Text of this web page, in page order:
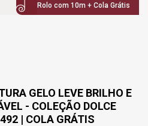
Rolo com 10m + Cola Grátis
GELO LEVE BRILHO E
- COLEÇÃO DOLCE
| COLA GRÁTIS